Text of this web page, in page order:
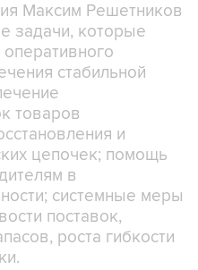
Максим Решетников
задачи, которые
стабильной
товаров
и
цепочек; помощь
в
системные меры
поставок,
роста гибкости